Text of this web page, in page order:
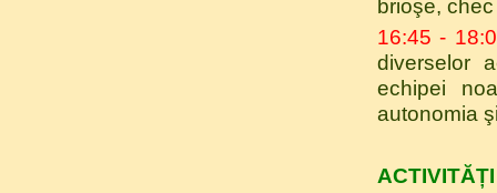
brioşe,
16:45 -
diverselor
echipei
autonomia